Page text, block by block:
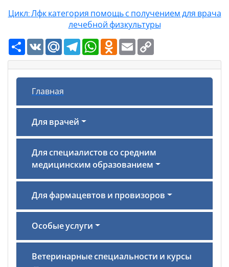
Цикл: Лфк категория помощь с получением для врача
лечебной физкультуры
Ресурс
VK Mail.RuTelegramWhatsAppOdnoklassniki
Email
Главная
Для врачей
Для специалистов со средним
медицинским образованием
Для фармацевтов и провизоров
Особые услуги
Ветеринарные специальности и курсы